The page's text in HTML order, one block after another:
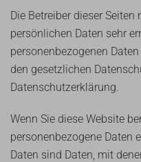
Die Betreiber dieser
persönlichen Daten sehr
personenbezogenen
den gesetzlichen
Datenschutzerklärung.
Wenn Sie diese Website
personenbezogene Daten
Daten sind Daten, mit